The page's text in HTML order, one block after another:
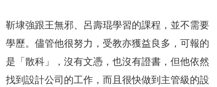
靳埭強跟王無邪、呂壽琨學習的課程，並不需要
學歷。儘管他很努力，受教亦獲益良多，可報的
是「散科」，沒有文憑，也沒有證書，但他依然
找到設計公司的工作，而且很快做到主管級的設